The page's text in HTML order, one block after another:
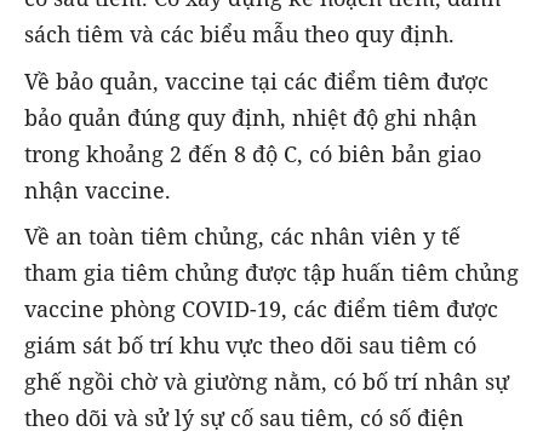
sách tiêm và các biểu mẫu theo quy định.
Về bảo quản, vaccine tại các điểm tiêm được
bảo quản đúng quy định, nhiệt độ ghi nhận
trong khoảng 2 đến 8 độ C, có biên bản giao
nhận vaccine.
Về an toàn tiêm chủng, các nhân viên y tế
tham gia tiêm chủng được tập huấn tiêm chủng
vaccine phòng COVID-19, các điểm tiêm được
giám sát bố trí khu vực theo dõi sau tiêm có
ghế ngồi chờ và giường nằm, có bố trí nhân sự
theo dõi và sử lý sự cố sau tiêm, có số điện